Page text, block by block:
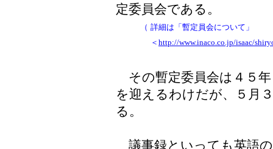
定委員会である。
（ 詳細は「暫定員会について」
＜ http://www.inaco.co.jp/isaac/
その暫定委員会は４５
を迎えるわけだが、５月
る。
議事録といっても英語の